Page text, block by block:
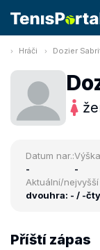
Hráči Dozier
Datum nar.:
-
-
Aktuální/
dvouhra: - / -
Příští zápas